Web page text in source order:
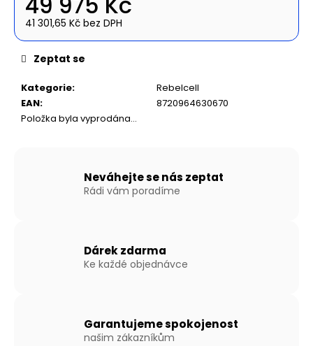
41 301,65 Kč bez DPH
Kategorie:
Rebelcell
EAN:
8720964630670
Položka byla vyprodána…
Zeptat se
Neváhejte se nás zeptat
Rádi vám poradíme
Dárek zdarma
Ke každé objednávce
Garantujeme spokojenost
našim zákazníkům
ŠEDO-
ŠEDÉ
BARVĚ
NAFUKOVACÍ
11
590
Kč